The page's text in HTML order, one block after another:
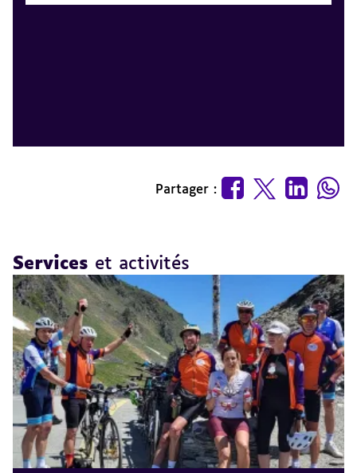
Partager :
Services et activités